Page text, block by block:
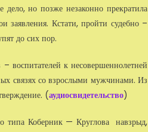
но позже незаконно прекратила
заявления. Кстати, пройти судебно –
до сих пор.
воспитателей к несовершеннолетней
связях со взрослыми мужчинами. Из
(аудиосвидетельство)
типа Коберник — Круглова навзрыд,